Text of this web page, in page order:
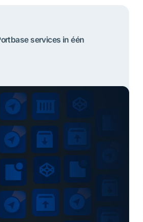
services in één